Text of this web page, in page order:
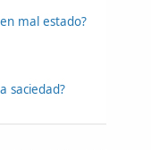
mal estado?
saciedad?